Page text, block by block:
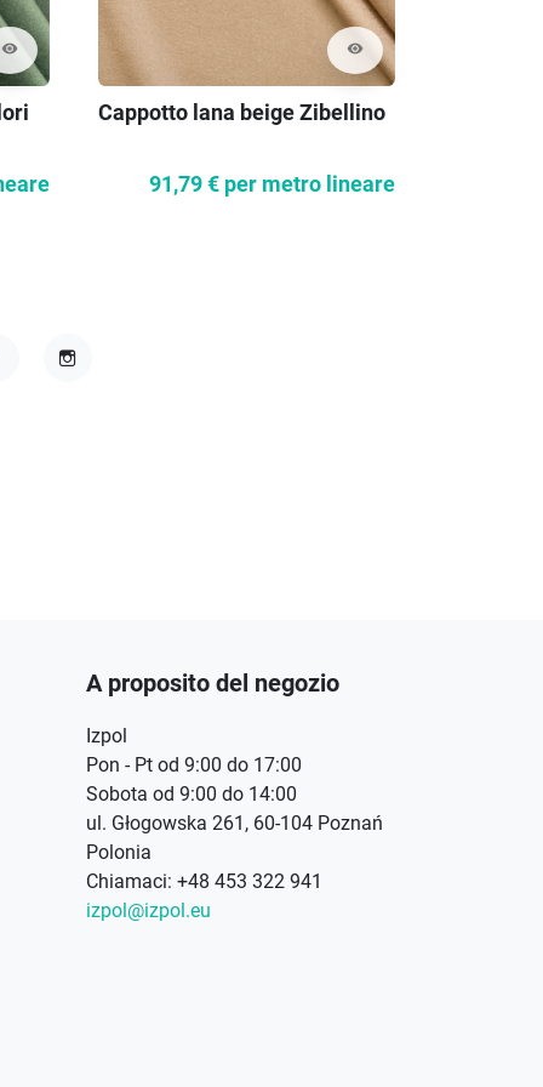
visibility visibility
Cappotto lana beige Zibellino
91,79 € per metro lineare
A proposito del negozio
Izpol
Pon - Pt od 9:00 do 17:00
Sobota od 9:00 do 14:00
ul. Głogowska 261, 60-104 Poznań
Polonia
Chiamaci: +48 453 322 941
izpol@izpol.eu